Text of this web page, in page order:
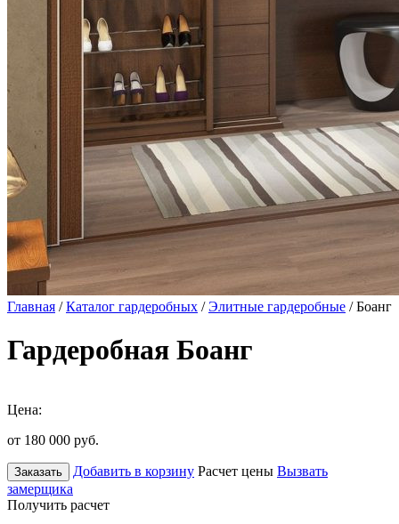
Главная /Каталог гардеробных /Элитные гардеробные / Боанг
Гардеробная Боанг
Цена:
от 180 000 руб.
Заказать Добавить в корзину Расчет цены Вызвать
замерщика
Получить расчет